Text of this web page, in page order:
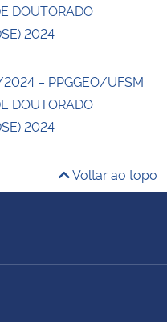
DOUTORADO
2024
– PPGGEO/UFSM
DOUTORADO
2024
Voltar ao topo